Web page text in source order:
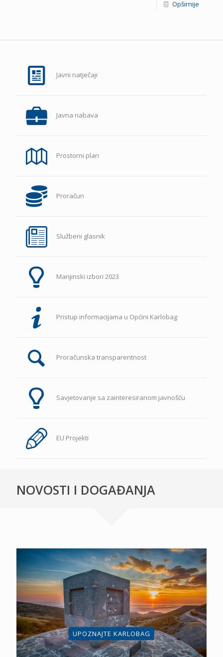
Opširnije
Javni natječaji
Javna nabava
Prostorni plan
Proračun
Službeni glasnik
Manjinski izbori 2023
Pristup informacijama u Općini Karlobag
Proračunska transparentnost
Savjetovanje sa zainteresiranom javnošću
EU Projekti
NOVOSTI I DOGAĐANJA
UPOZNAJTE KARLOBAG